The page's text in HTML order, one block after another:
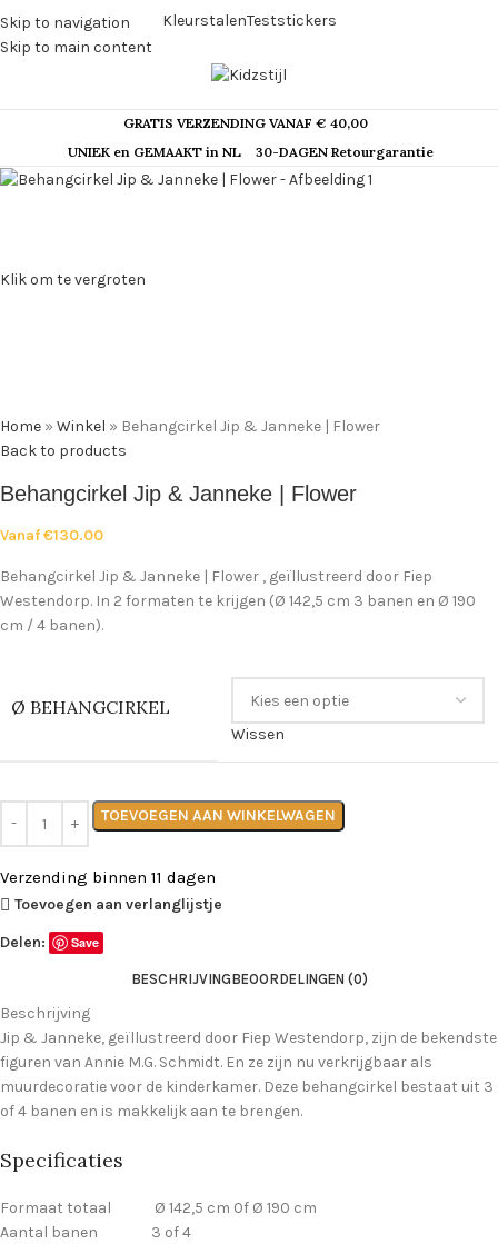
Skip to navigation
Skip to main content
KleurstalenTeststickers
GRATIS VERZENDING VANAF € 40,00
UNIEK en GEMAAKT in NL
30-DAGEN Retourgarantie
Klik om te vergroten
Home » Winkel » Behangcirkel Jip & Janneke | Flower
Back to products
Behangcirkel Jip & Janneke | Flower
Vanaf€130.00
Behangcirkel Jip & Janneke | Flower , geïllustreerd door Fiep
Westendorp. In 2 formaten te krijgen (Ø 142,5 cm 3 banen en Ø 190
cm / 4 banen).
Ø BEHANGCIRKEL
Wissen
TOEVOEGEN AAN WINKELWAGEN
Verzending binnen 11 dagen
Toevoegen aan verlanglijstje
Delen:
Save
BESCHRIJVINGBEOORDELINGEN (0)
Beschrijving
Jip & Janneke, geïllustreerd door Fiep Westendorp, zijn de bekendste
figuren van Annie M.G. Schmidt. En ze zijn nu verkrijgbaar als
muurdecoratie voor de kinderkamer. Deze behangcirkel bestaat uit 3
of 4 banen en is makkelijk aan te brengen.
Specificaties
Formaat totaal Ø 142,5 cm 0f Ø 190 cm
Aantal banen 3 of 4